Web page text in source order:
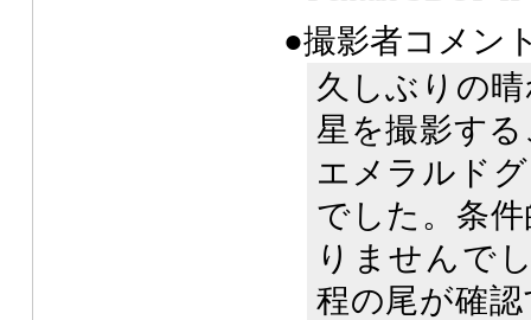
●撮影者コメン
久しぶりの
星を撮影す
エメラルド
でした。条
りませんで
程の尾が確